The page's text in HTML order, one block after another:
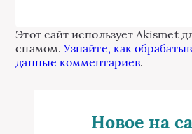
Этот сайт использует Akismet
спамом.Узнайте, как
данные комментариев.
Новое на